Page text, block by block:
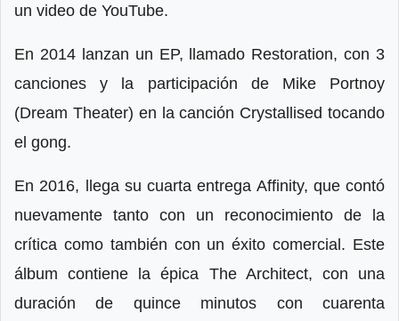
un video de YouTube.
En 2014 lanzan un EP, llamado Restoration, con 3
canciones y la participación de Mike Portnoy
(Dream Theater) en la canción Crystallised tocando
el gong.
En 2016, llega su cuarta entrega Affinity, que contó
nuevamente tanto con un reconocimiento de la
crítica como también con un éxito comercial. Este
álbum contiene la épica The Architect, con una
duración de quince minutos con cuarenta